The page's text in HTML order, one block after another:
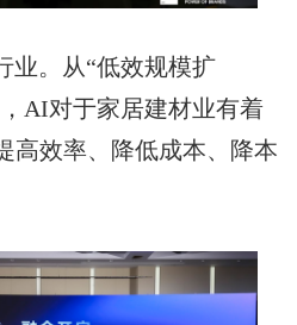
。从“低效规模扩
AI对于家居建材业有着
高效率、降低成本、降本